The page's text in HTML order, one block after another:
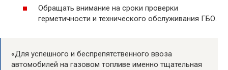
Обращать внимание на сроки проверки
герметичности и технического обслуживания ГБО.
«Для успешного и беспрепятственного ввоза
автомобилей на газовом топливе именно тщательная